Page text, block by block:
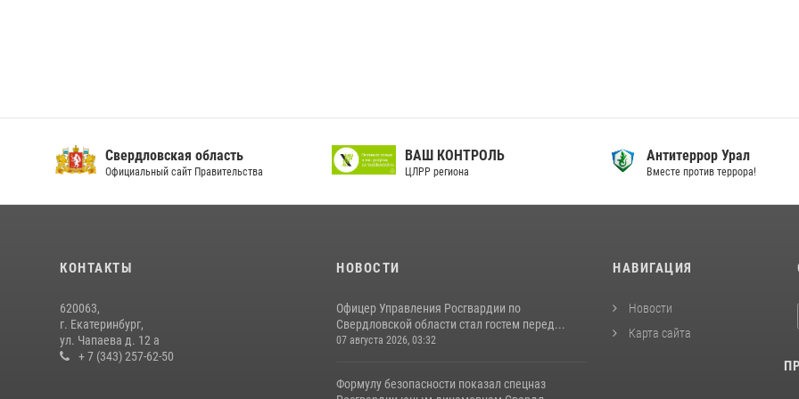
Свердловская область
Официальный сайт Правительства
ВАШ КОНТРОЛЬ
ЦЛРР региона
Антитеррор Урал
Вместе против террора!
КОНТАКТЫ
620063,
г. Екатеринбург,
ул. Чапаева д. 12 а
+ 7 (343) 257-62-50
НОВОСТИ
Офицер Управления Росгвардии по
Свердловской области стал гостем перед...
07 августа 2026, 03:32
Формулу безопасности показал спецназ
НАВИГАЦИЯ
Новости
Карта сайта